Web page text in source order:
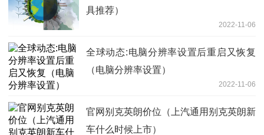
具推荐）
2022-11-06
全球动态:电脑分辨率设置后重启又恢复
（电脑分辨率设置）
2022-11-06
官网别克英朗价位（上汽通用别克英朗新
车什么时候上市）